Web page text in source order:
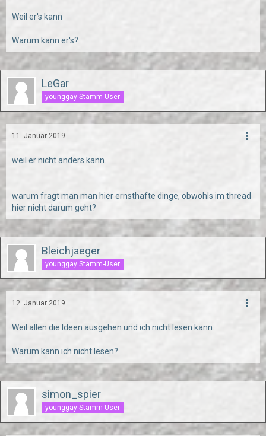
Weil er's kann
Warum kann er's?
LeGar
younggay Stamm-User
11. Januar 2019
weil er nicht anders kann.
warum fragt man man hier ernsthafte dinge, obwohls im thread
hier nicht darum geht?
Bleichjaeger
younggay Stamm-User
12. Januar 2019
Weil allen die Ideen ausgehen und ich nicht lesen kann.
Warum kann ich nicht lesen?
simon_spier
younggay Stamm-User